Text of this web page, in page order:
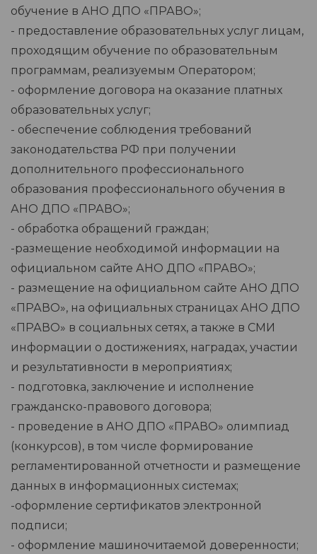
обучение в АНО ДПО «ПРАВО»;
- предоставление образовательных услуг лицам,
проходящим обучение по образовательным
программам, реализуемым Оператором;
- оформление договора на оказание платных
образовательных услуг;
- обеспечение соблюдения требований
законодательства РФ при получении
дополнительного профессионального
образования профессионального обучения в
АНО ДПО «ПРАВО»;
- обработка обращений граждан;
-размещение необходимой информации на
официальном сайте АНО ДПО «ПРАВО»;
- размещение на официальном сайте АНО ДПО
«ПРАВО», на официальных страницах АНО ДПО
«ПРАВО» в социальных сетях, а также в СМИ
информации о достижениях, наградах, участии
и результативности в мероприятиях;
- подготовка, заключение и исполнение
гражданско-правового договора;
- проведение в АНО ДПО «ПРАВО» олимпиад
(конкурсов), в том числе формирование
регламентированной отчетности и размещение
данных в информационных системах;
-оформление сертификатов электронной
подписи;
- оформление машиночитаемой доверенности;